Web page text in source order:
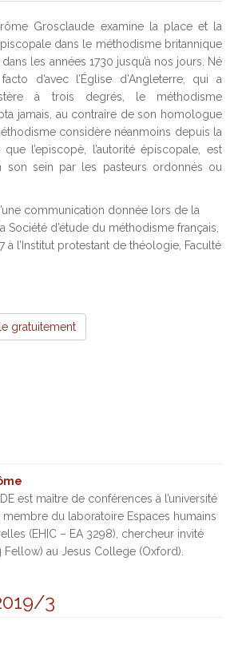
Grosclaude examine la place et la
dans le méthodisme britannique
les années 1730 jusqu’à nos jours. Né
d’avec l’Église d’Angleterre, qui a
à trois degrés, le méthodisme
jamais, au contraire de son homologue
considère néanmoins depuis la
l’episcopè, l’autorité épiscopale, est
son sein par les pasteurs ordonnés ou
communication donnée lors de la
Société d’étude du méthodisme français,
à l’Institut protestant de théologie, Faculté
gratuitement
est maître de conférences à l’université
du laboratoire Espaces humains
(EHIC – EA 3298), chercheur invité
Fellow) au Jesus College (Oxford).
3